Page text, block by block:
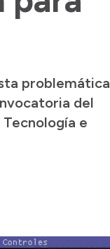
problemática
del
e